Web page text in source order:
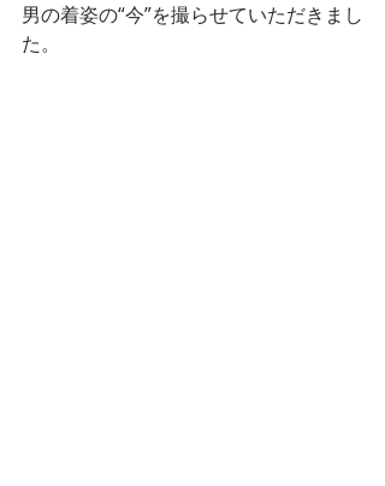
男の着姿の“今”を撮らせていただきまし
た。